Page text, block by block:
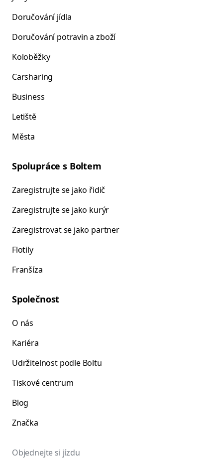
Doručování jídla
Doručování potravin a zboží
Koloběžky
Carsharing
Business
Letiště
Města
Spolupráce s Boltem
Zaregistrujte se jako řidič
Zaregistrujte se jako kurýr
Zaregistrovat se jako partner
Flotily
Franšíza
Společnost
O nás
Kariéra
Udržitelnost podle Boltu
Tiskové centrum
Blog
Značka
Objednejte si jízdu